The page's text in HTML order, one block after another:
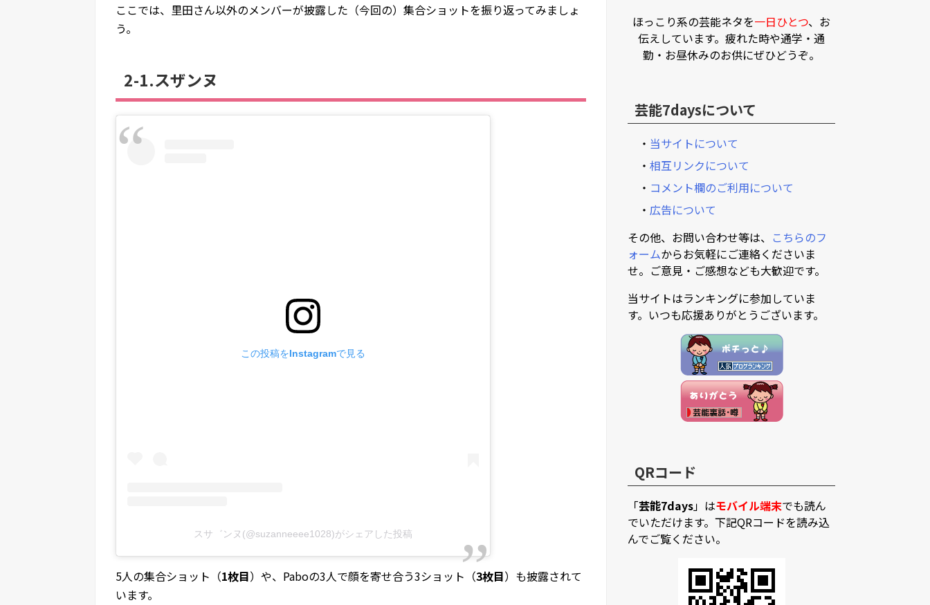
ここでは、里田さん以外のメンバーが披露した（今回の）集合ショットを振り返ってみましょ
う。
2-1.スザンヌ
この投稿をInstagramで見る
スサ゛ンヌ(@suzanneeee1028)がシェアした投稿
5人の集合ショット（1枚目）や、Paboの3人で顔を寄せ合う3ショット（3枚目）も披露されて
います。
ほっこり系の芸能ネタを一日ひとつ、お
伝えしています。疲れた時や通学・通
勤・お昼休みのお供にぜひどうぞ。
芸能7daysについて
・ 当サイトについて
・ 相互リンクについて
・ コメント欄のご利用について
・ 広告について
その他、お問い合わせ等は、 こちらのフ
ォームからお気軽にご連絡くださいま
せ。ご意見・ご感想なども大歓迎です。
当サイトはランキングに参加していま
す。いつも応援ありがとうございます。
QRコード
「芸能7days」はモバイル端末でも読ん
でいただけます。下記QRコードを読み込
んでご覧ください。